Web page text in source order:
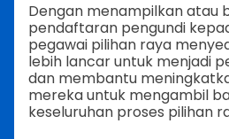
Dengan menampilkan atau
pendaftaran pengundi
pegawai pilihan raya
lebih lancar untuk menjadi
dan membantu
mereka untuk mengambil
keseluruhan proses pilihan